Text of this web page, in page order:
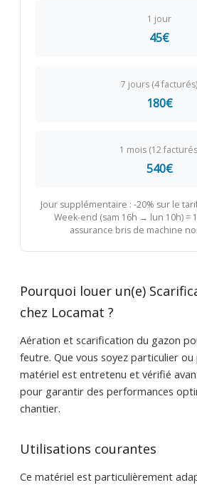
1 jour
45€
7 jours (4 facturés)
180€
1 mois (12
540€
Jour supplémentaire : -20% sur le
Week-end (sam 16h → lun 10h) =
assurance bris de machine
Pourquoi louer un(e)
chez Locamat ?
Aération et scarification du gazon
feutre. Que vous soyez particulier
matériel est entretenu et vérifié
pour garantir des performances
chantier.
Utilisations courantes
Ce matériel est particulièrement